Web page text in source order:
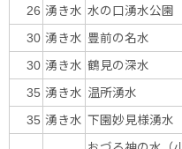
26 湧き水 水の口湧水公園
30 湧き水 豊前の名水
30 湧き水 鶴見の深水
35 湧き水 温所湧水
35 湧き水 下園妙見様湧水